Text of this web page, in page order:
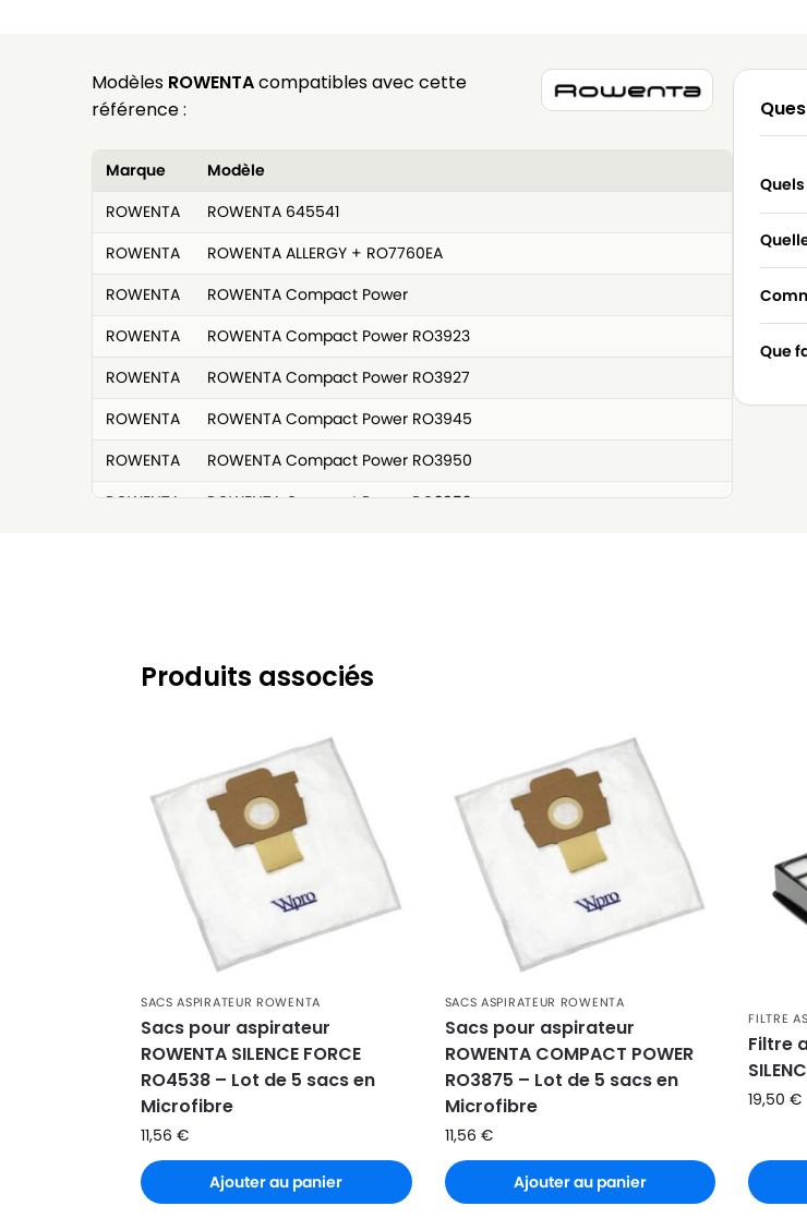
Modèles ROWENTAcompatibles avec cette
référence :
Marque
Modèle
ROWENTA
ROWENTA 645541
ROWENTA
ROWENTA ALLERGY + RO7760EA
ROWENTA
ROWENTA Compact Power
ROWENTA
ROWENTA Compact Power RO3923
ROWENTA
ROWENTA Compact Power RO3927
ROWENTA
ROWENTA Compact Power RO3945
ROWENTA
ROWENTA Compact Power RO3950
ROWENTA
ROWENTA Compact Power RO3953
ROWENTA
ROWENTA Compact Power RO3985
ROWENTA G-Force RO4933
ROWENTA
ROWENTA G-Force RO4952
ROWENTA
ROWENTA G-Force Silence RO6136
ROWENTA
ROWENTA G-Force Silence RO6160
ROWENTA G-Force Silence RO6164
ROWENTA G-Force Silence RO6176
ROWENTA
ROWENTA G-Force Silence RO6179
ROWENTA
ROWENTA G-Force Silence RO6180
ROWENTA
ROWENTA G-Force Silence RO6189
ROWENTA
ROWENTA GREEN FORCE EFFITECH RO6189EA
ROWENTA
ROWENTA GREEN FORCE MAX RO4933EA
Que
Produits associés
SACS ASPIRATEUR ROWENTA
Sacs pour aspirateur
ROWENTA SILENCE FORCE
RO4538 – Lot de 5 sacs en
Microfibre
11,56 €
Ajouter au panier
SACS ASPIRATEUR ROWENTA
Sacs pour aspirateur
ROWENTA COMPACT POWER
RO3875 – Lot de 5 sacs en
Microfibre
11,56 €
Ajouter au panier
FILTRE
Filtre
19,50€